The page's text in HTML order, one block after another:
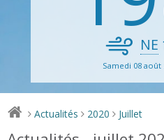
NE
Samedi 08 août
> Actualités > 2020 > Juillet